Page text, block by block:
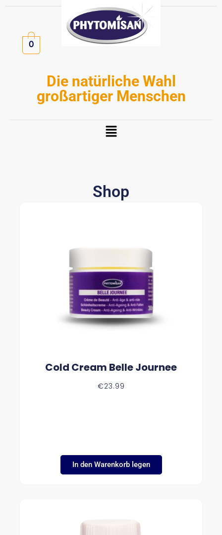
Zum
springen
0
Die natürliche Wahl
großartiger Menschen
Menü
Shop
Cold Cream Belle Journee
€23.99
In den Warenkorb legen